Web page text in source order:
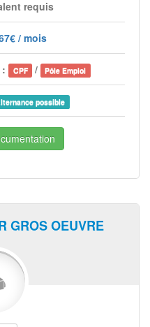
requis
/ mois
CPF / Pôle Emploi
possible
GROS OEUVRE